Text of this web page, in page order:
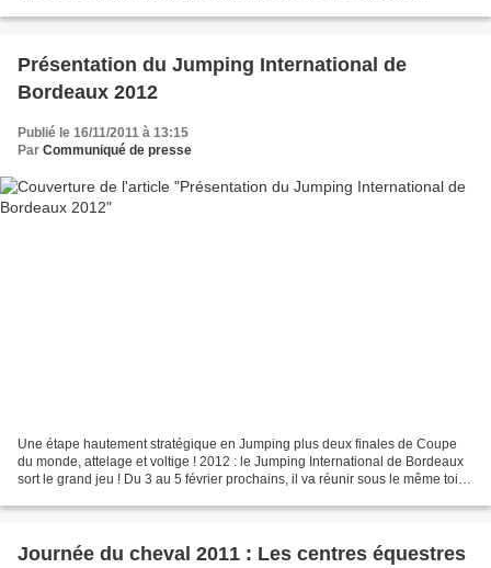
Présentation du Jumping International de
Bordeaux 2012
Publié le 16/11/2011 à 13:15
Par Communiqué de presse
Une étape hautement stratégique en Jumping plus deux finales de Coupe
du monde, attelage et voltige ! 2012 : le Jumping International de Bordeaux
sort le grand jeu ! Du 3 au 5 février prochains, il va réunir sous le même toit,
Journée du cheval 2011 : Les centres équestres